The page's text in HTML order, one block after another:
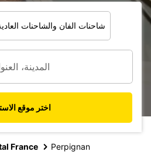
شاحنات الفان والشاحنات
اختر موقع
France Perpignan